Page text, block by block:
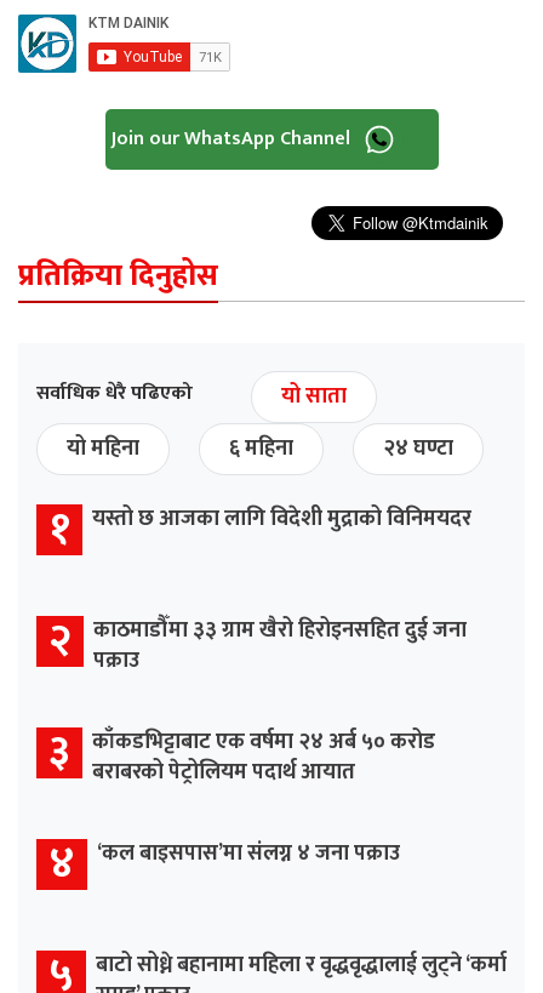
Join our WhatsApp Channel
प्रतिक्रिया दिनुहोस
सर्वाधिक धेरै पढिएको
यो साता
यो महिना
६ महिना २४ घण्टा
१ यस्तो छ आजका लागि विदेशी मुद्राको विनिमयदर
२ काठमाडौँमा ३३ ग्राम खैरो हिरोइनसहित दुई जना
पक्राउ
३ काँकडभिट्टाबाट एक वर्षमा २४ अर्ब ५० करोड
बराबरको पेट्रोलियम पदार्थ आयात
४ ‘कल बाइसपास’मा संलग्न ४ जना पक्राउ
५ बाटो सोध्ने बहानामा महिला र वृद्धवृद्धालाई लुट्ने ‘कर्मा